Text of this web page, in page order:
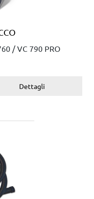
/ VC 790 PRO
Dettagli